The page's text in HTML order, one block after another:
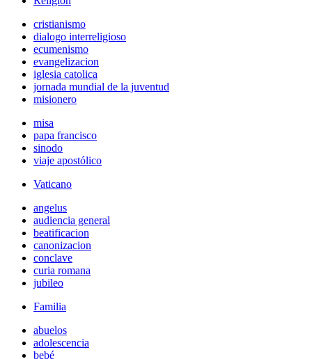
cristianismo
dialogo interreligioso
ecumenismo
evangelizacion
iglesia catolica
jornada mundial de la juventud
misionero
misa
papa francisco
sinodo
viaje apostólico
Vaticano
angelus
audiencia general
beatificacion
canonizacion
conclave
curia romana
jubileo
Familia
abuelos
adolescencia
bebé